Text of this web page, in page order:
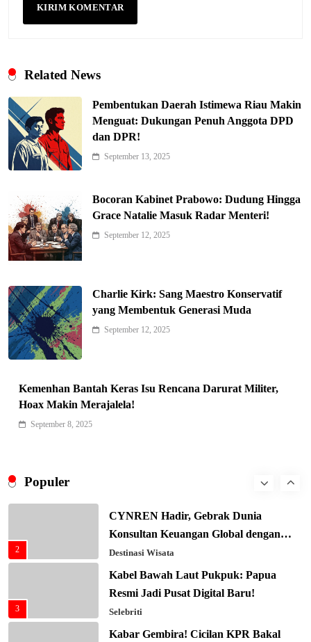
Populer
5
Indonesia Siap Gaspol! Jadi Pemain
Kunci Rantai Pasok AI Global
6
Negara G20 di Awal 2026
Editorial
Keren! Baznas Bangun Sekolah Tenda
2
CYNREN Hadir, Gebrak Dunia
Konsultan Keuangan Global dengan
Sentuhan AI
Destinasi Wisata
3
Kabel Bawah Laut Pukpuk: Papua
Resmi Jadi Pusat Digital Baru!
Selebriti
Kabar Gembira! Cicilan KPR Bakal
Related News
Pembentukan Daerah Istimewa Riau Makin
Menguat: Dukungan Penuh Anggota DPD
dan DPR!
September 13, 2025
Bocoran Kabinet Prabowo: Dudung Hingga
Grace Natalie Masuk Radar Menteri!
September 12, 2025
Charlie Kirk: Sang Maestro Konservatif
yang Membentuk Generasi Muda
September 12, 2025
Kemenhan Bantah Keras Isu Rencana Darurat Militer,
Hoax Makin Merajalela!
September 8, 2025